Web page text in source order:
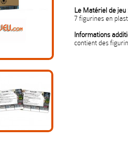
Le Matériel de jeu
7 figurines en
Informations
contient des